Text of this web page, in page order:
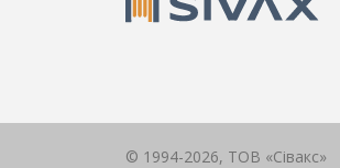
© 1994-2026, ТОВ «Сівакс»